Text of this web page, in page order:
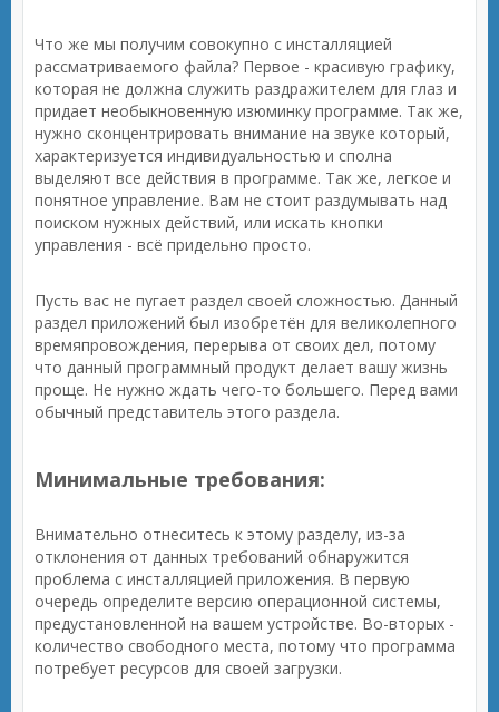
Что же мы получим совокупно с инсталляцией
рассматриваемого файла? Первое - красивую графику,
которая не должна служить раздражителем для глаз и
придает необыкновенную изюминку программе. Так же,
нужно сконцентрировать внимание на звуке который,
характеризуется индивидуальностью и сполна
выделяют все действия в программе. Так же, легкое и
понятное управление. Вам не стоит раздумывать над
поиском нужных действий, или искать кнопки
управления - всё придельно просто.
Пусть вас не пугает раздел своей сложностью. Данный
раздел приложений был изобретён для великолепного
времяпровождения, перерыва от своих дел, потому
что данный программный продукт делает вашу жизнь
проще. Не нужно ждать чего-то большего. Перед вами
обычный представитель этого раздела.
Минимальные требования:
Внимательно отнеситесь к этому разделу, из-за
отклонения от данных требований обнаружится
проблема с инсталляцией приложения. В первую
очередь определите версию операционной системы,
предустановленной на вашем устройстве. Во-вторых -
количество свободного места, потому что программа
потребует ресурсов для своей загрузки.